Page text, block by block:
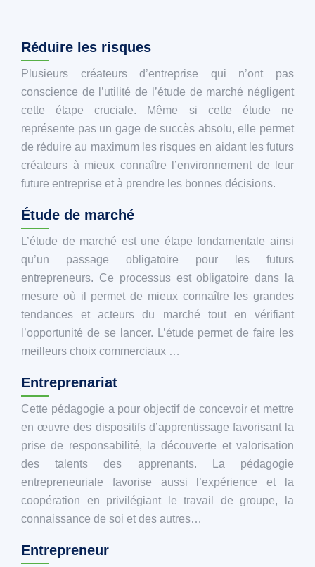
Réduire les risques
Plusieurs créateurs d’entreprise qui n’ont pas
conscience de l’utilité de l’étude de marché négligent
cette étape cruciale. Même si cette étude ne
représente pas un gage de succès absolu, elle permet
de réduire au maximum les risques en aidant les futurs
créateurs à mieux connaître l’environnement de leur
future entreprise et à prendre les bonnes décisions.
Étude de marché
L’étude de marché est une étape fondamentale ainsi
qu’un passage obligatoire pour les futurs
entrepreneurs. Ce processus est obligatoire dans la
mesure où il permet de mieux connaître les grandes
tendances et acteurs du marché tout en vérifiant
l’opportunité de se lancer. L’étude permet de faire les
meilleurs choix commerciaux …
Entreprenariat
Cette pédagogie a pour objectif de concevoir et mettre
en œuvre des dispositifs d’apprentissage favorisant la
prise de responsabilité, la découverte et valorisation
des talents des apprenants. La pédagogie
entrepreneuriale favorise aussi l’expérience et la
coopération en privilégiant le travail de groupe, la
connaissance de soi et des autres…
Entrepreneur